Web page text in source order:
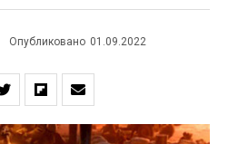
Опубликовано 01.09.2022